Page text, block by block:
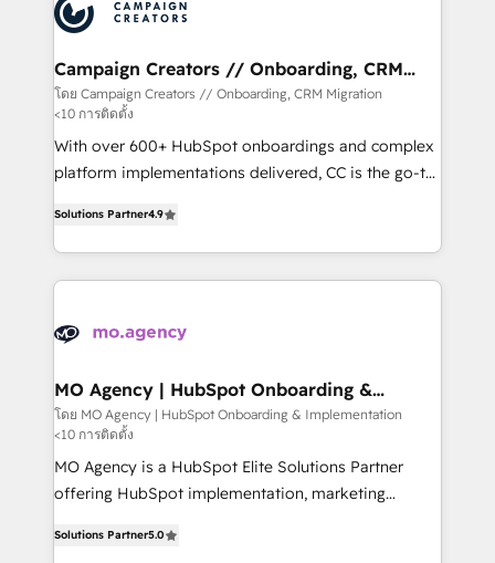
HubSpot journey, design and implement your
processes and skilfully bring your revenue
infrastructure to life. Our collaborative approach
keeps you in control whilst we plan and support the
route to your revenue goals. We have successfully
supported over 500 organisations with HubSpot
implementation, optimisation, training, and
methodology will ensure that you receive the best
deployment experience possible. Whether you are
new to HubSpot or seeking to turn around a poor
expertise to deliver the solutions you need.
Campaign Creators // Onboarding, CRM
Migration
โดย Campaign Creators // Onboarding, CRM Migration
<10 การติดตั้ง
With over 600+ HubSpot onboardings and complex
platform implementations delivered, CC is the go-to
migrate, replatform, and scale smarter. We specialize
in high-impact CRM and CMS migrations and
onboarding from platforms like Salesforce, NetSuite,
WordPress and legacy CRMs, turning fragmented
architectures that accelerate revenue operations and
performance. - Multi-object CRM migration, cleanup,
and implementation. - Pre-built and custom
integrations across your full tech stack. - Custom
object setup, CMS builds, and full-funnel automation.
nurturing sequences. - Cross-hub setup across
Solutions Partner4.9
MO Agency | HubSpot Onboarding &
Implementation
โดย MO Agency | HubSpot Onboarding & Implementation
<10 การติดตั้ง
MO Agency is a HubSpot Elite Solutions Partner
offering HubSpot implementation, marketing
paid media, content marketing, AEO and GEO (AI
Solutions Partner5.0